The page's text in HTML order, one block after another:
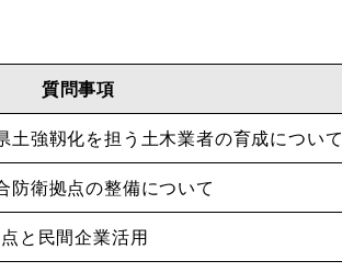
質問事項
強靱化を担う土木業者の育成について
衛拠点の整備について
と民間企業活用